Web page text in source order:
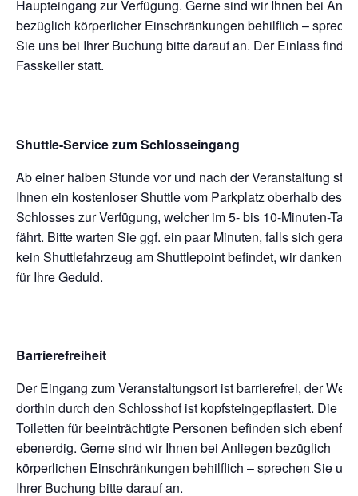
Haupteingang zur Verfügung. Gerne sind wir Ihnen bei
bezüglich körperlicher Einschränkungen behilflich –
Sie uns bei Ihrer Buchung bitte darauf an. Der Einlass findet
Fasskeller statt.
Shuttle-Service zum Schlosseingang
Ab einer halben Stunde vor und nach der Veranstaltung
Ihnen ein kostenloser Shuttle vom Parkplatz oberhalb des
Schlosses zur Verfügung, welcher im 5- bis 10-Minuten-Takt
fährt. Bitte warten Sie ggf. ein paar Minuten, falls sich gerade
kein Shuttlefahrzeug am Shuttlepoint befindet, wir danken
für Ihre Geduld.
Barrierefreiheit
Der Eingang zum Veranstaltungsort ist barrierefrei, der Weg
dorthin durch den Schlosshof ist kopfsteingepflastert. Die
Toiletten für beeinträchtigte Personen befinden sich
ebenerdig. Gerne sind wir Ihnen bei Anliegen bezüglich
körperlichen Einschränkungen behilflich – sprechen Sie
Ihrer Buchung bitte darauf an.